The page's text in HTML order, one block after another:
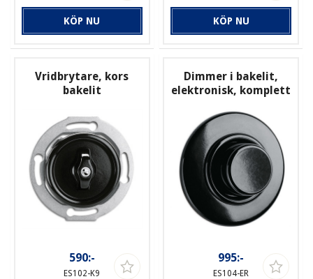
KÖP NU KÖP NU
Vridbrytare, kors
bakelit
590:-
ES102-K9
Dimmer i bakelit,
elektronisk, komplett
995:-
ES104-ER